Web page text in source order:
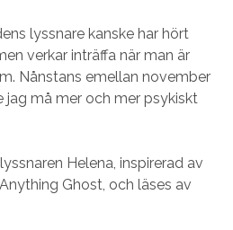
lyssnare kanske har hört
verkar inträffa när man är
Nånstans emellan november
jag må mer och mer psykiskt
Helena, inspirerad av
Ghost, och läses av